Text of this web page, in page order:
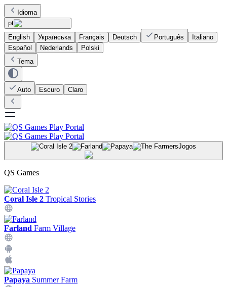
Idioma
pt
English
Українська Français Deutsch Português
Italiano
Español
Nederlands
Polski
Tema
Auto Escuro Claro
Jogos
QS Games
Coral Isle 2 Tropical Stories
Farland Farm Village
Papaya Summer Farm